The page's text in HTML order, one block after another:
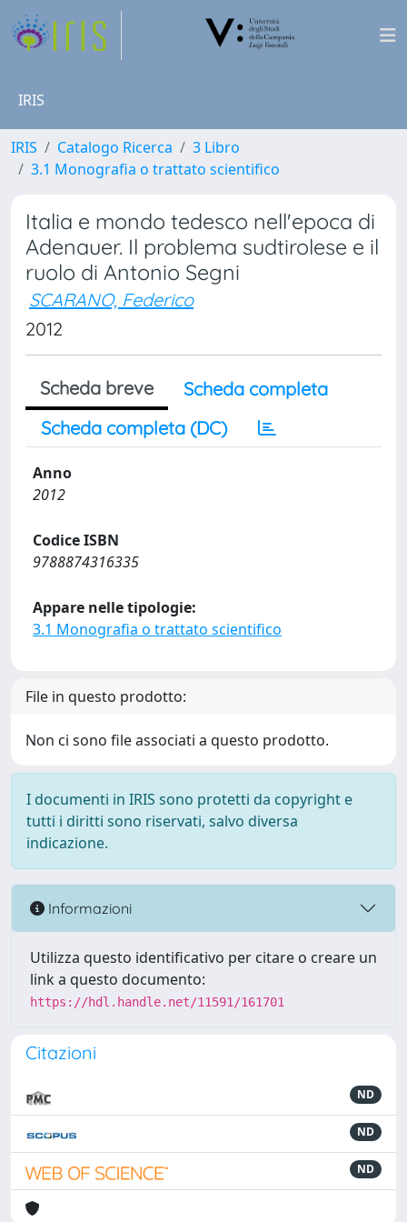
IRIS
IRIS Catalogo Ricerca
3 Libro
3.1 Monografia o trattato scientifico
Italia e mondo tedesco nell'epoca di
Adenauer. Il problema sudtirolese e il
ruolo di Antonio Segni
SCARANO, Federico
2012
Scheda breve
Scheda completa
Scheda completa (DC)
Anno
2012
Codice ISBN
9788874316335
Appare nelle tipologie:
3.1 Monografia o trattato scientifico
File in questo prodotto:
Non ci sono file associati a questo prodotto.
I documenti in IRIS sono protetti da copyright e
tutti i diritti sono riservati, salvo diversa
indicazione.
Informazioni
Utilizza questo identificativo per citare o creare un
link a questo documento:
https://hdl.handle.net/11591/161701
Citazioni
ND
ND
ND